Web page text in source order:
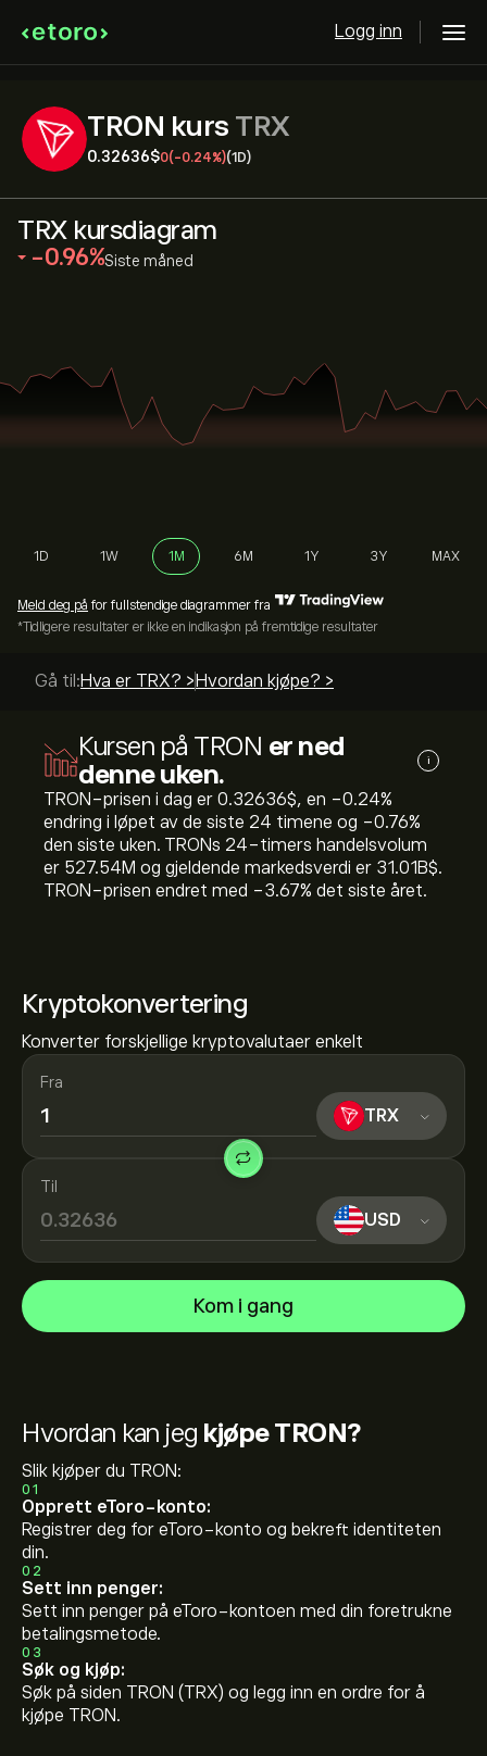
Logg inn
TRON kurs TRX
0.32636‎$‎0(-0.24%)(1D)
Kryptokonvertering
Konverter forskjellige kryptovalutaer enkelt
Fra
TRX
Til
USD
Kom i gang
TRX kursdiagram
‎-0.96‎ Siste måned
1D 1W 1M 6M 1Y 3Y MAX
Meld deg på for fullstendige diagrammer fra
*Tidligere resultater er ikke en indikasjon på fremtidige resultater
Gå til:Hva er TRX? > Hvordan kjøpe? >
Kursen på TRON er ned
denne uken.
i
TRON-prisen i dag er 0.32636‎$‎, en ‎-0.24‎%
endring i løpet av de siste 24 timene og ‎-0.76‎%
den siste uken. TRONs 24-timers handelsvolum
er 527.54M og gjeldende markedsverdi er 31.01B‎$‎.
TRON-prisen endret med ‎-3.67‎% det siste året.
Hvordan kan jeg kjøpe TRON?
Slik kjøper du TRON:
01
Opprett eToro-konto:
Registrer deg for eToro-konto og bekreft identiteten
din.
02
Sett inn penger:
Sett inn penger på eToro-kontoen med din foretrukne
betalingsmetode.
03
Søk og kjøp:
Søk på siden TRON (TRX) og legg inn en ordre for å
kjøpe TRON.